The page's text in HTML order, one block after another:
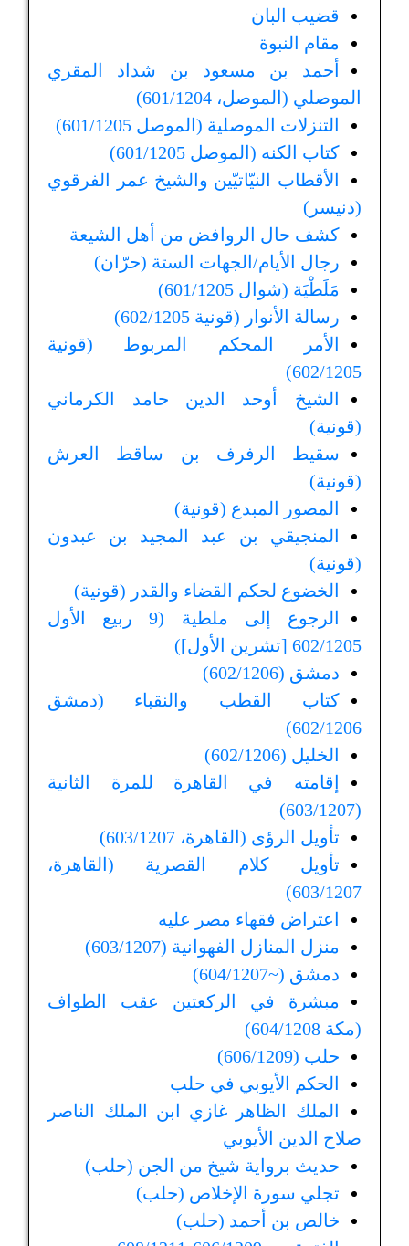
قضيب البان
مقام النبوة
أحمد بن مسعود بن شداد المقري
الموصلي (الموصل، 601/1204)
التنزلات الموصلية (الموصل 601/1205)
كتاب الكنه (الموصل 601/1205)
الأقطاب النيّاتيّين والشيخ عمر الفرقوي
(دنيسر)
كشف حال الروافض من أهل الشيعة
رجال الأيام/الجهات الستة (حرّان)
مَلَطْيَة (شوال 601/1205)
رسالة الأنوار (قونية 602/1205)
الأمر المحكم المربوط (قونية
602/1205)
الشيخ أوحد الدين حامد الكرماني
(قونية)
سقيط الرفرف بن ساقط العرش
(قونية)
المصور المبدع (قونية)
المنجيقي بن عبد المجيد بن عبدون
(قونية)
الخضوع لحكم القضاء والقدر (قونية)
الرجوع إلى ملطية (9 ربيع الأول
602/1205 [تشرين الأول])
دمشق (602/1206)
كتاب القطب والنقباء (دمشق
602/1206)
الخليل (602/1206)
إقامته في القاهرة للمرة الثانية
(603/1207)
تأويل الرؤى (القاهرة، 603/1207)
تأويل كلام القصرية (القاهرة،
603/1207)
اعتراض فقهاء مصر عليه
منزل المنازل الفهوانية (603/1207)
دمشق (~604/1207)
مبشرة في الركعتين عقب الطواف
(مكة 604/1208)
حلب (606/1209)
الحكم الأيوبي في حلب
الملك الظاهر غازي ابن الملك الناصر
صلاح الدين الأيوبي
حديث برواية شيخ من الجن (حلب)
تجلي سورة الإخلاص (حلب)
خالص بن أحمد (حلب)